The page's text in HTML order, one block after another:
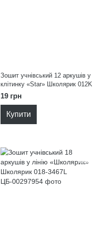
Зошит учнівський 12 аркушів у
клітинку «Star» Школярик 012K
19 грн
Купити